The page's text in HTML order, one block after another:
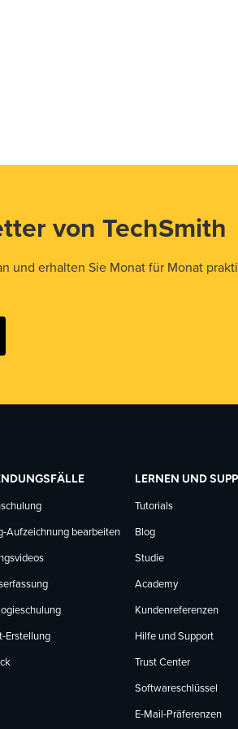
von TechSmith
und erhalten Sie Monat für Monat
Aufzeichnung bearbeiten
Erstellung
LERNEN UND
Tutorials
Blog
Studie
Academy
Kundenreferenzen
Hilfe und Support
Trust Center
Softwareschlüssel
E-Mail-Präferenzen